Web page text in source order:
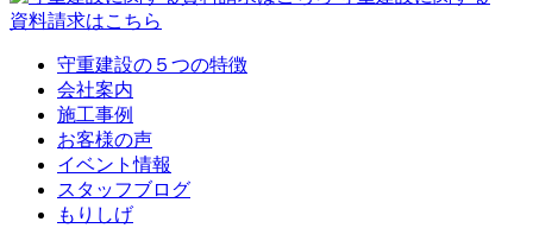
資料請求はこちら
守重建設の５つの特徴
会社案内
施工事例
お客様の声
イベント情報
スタッフブログ
もりしげ